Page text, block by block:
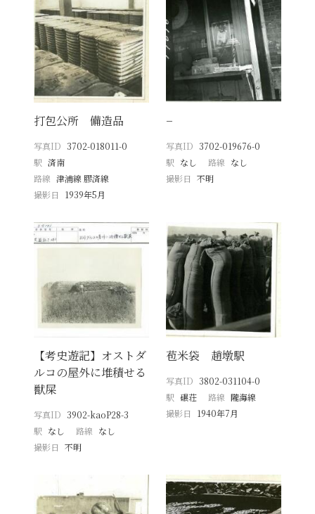
打包公所 備造品
写真ID 3702-018011-0
駅 済南
路線 津浦線 膠済線
撮影日
1939年5月
−
写真ID 3702-019676-0
駅 なし 路線 なし
撮影日 不明
【考史遊記】オストダ
ルコの屋外に堆積せる
獣屎
写真ID 3902-kaoP28-3
駅 なし 路線 なし
撮影日
不明
苞米袋 趙墩駅
写真ID 3802-031104-0
駅 碾荘 路線 隴海線
撮影日
1940年7月